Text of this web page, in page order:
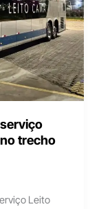
trecho
Leito